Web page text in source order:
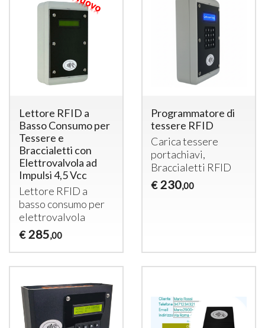
Lettore RFID a
Basso Consumo per
Tessere e
Braccialetti con
Elettrovalvola ad
Impulsi 4,5 Vcc
Lettore RFID a
basso consumo per
elettrovalvola
€ 285,00
Programmatore di
tessere RFID
Carica tessere
portachiavi,
Braccialetti RFID
€ 230,00